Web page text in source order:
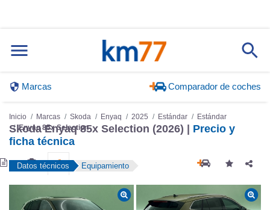
Marcas Comparador de coches
Inicio Marcas Skoda Enyaq 2025 Estándar
Estándar
Enyaq 85x Selection
Skoda Enyaq 85x Selection (2026) | Precio y
ficha técnica
Datos técnicos Equipamiento